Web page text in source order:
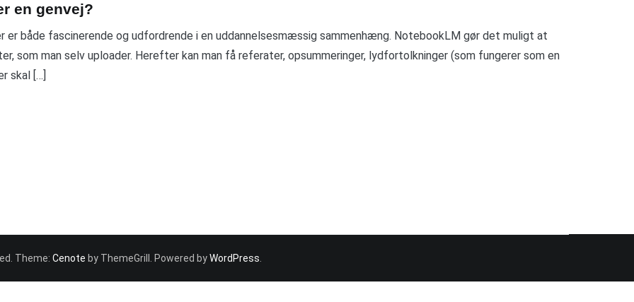
en genvej?
er både fascinerende og udfordrende i en uddannelsesmæssig sammenhæng. NotebookLM gør det muligt at
som man selv uploader. Herefter kan man få referater, opsummeringer, lydfortolkninger (som fungerer som en
skal […]
Theme: Cenote by ThemeGrill. Powered byWordPress